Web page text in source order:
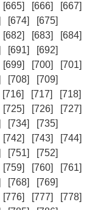
[665] [666]
[667]
[674]
[675]
[682] [683]
[684]
[691]
[692]
[699] [700]
[701]
[708]
[709]
[716] [717]
[718]
[725] [726]
[727]
[734]
[735]
[742] [743]
[744]
[751]
[752]
[759] [760]
[761]
[768]
[769]
[776] [777]
[778]